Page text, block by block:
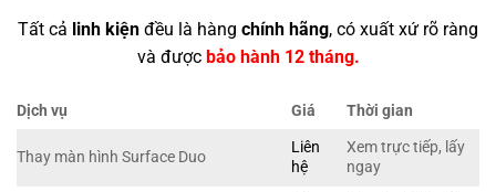
Tất cả linh kiện đều là hàng chính hãng, có xuất xứ rõ ràng
và được bảo hành 12 tháng.
Dịch vụ Giá Thời gian
Thay màn hình Surface Duo
Liên
hệ
Xem trực tiếp, lấy
ngay